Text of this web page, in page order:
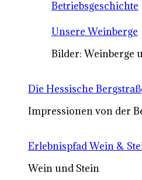
Betriebsgeschichte
Unsere Weinberge
Bilder: Weinberge
Die Hessische
Impressionen von der
Erlebnispfad Wein &
Wein und Stein